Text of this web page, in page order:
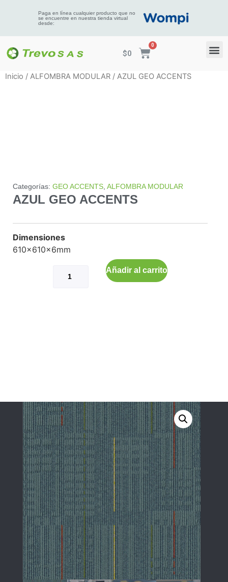
Paga en línea cualquier producto que no
se encuentre en nuestra tienda virtual
desde:
$0
Inicio / ALFOMBRA MODULAR / AZUL GEO ACCENTS
Categorías: GEO ACCENTS ALFOMBRA MODULAR
AZUL GEO ACCENTS
Dimensiones
610x610x6mm
Añadir al carrito